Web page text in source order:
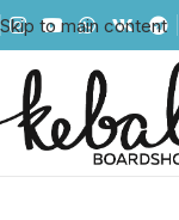
Skip to main content